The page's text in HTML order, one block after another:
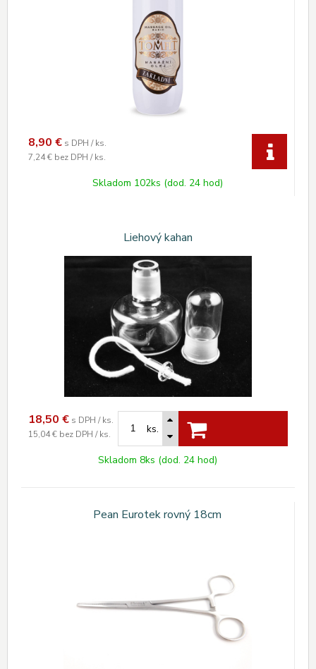
8,90 € s DPH / ks.
7,24 € bez DPH / ks.
Skladom 102ks (dod. 24 hod)
Liehový kahan
18,50 € s DPH / ks.
15,04 € bez DPH / ks. ks.
Skladom 8ks (dod. 24 hod)
Pean Eurotek rovný 18cm